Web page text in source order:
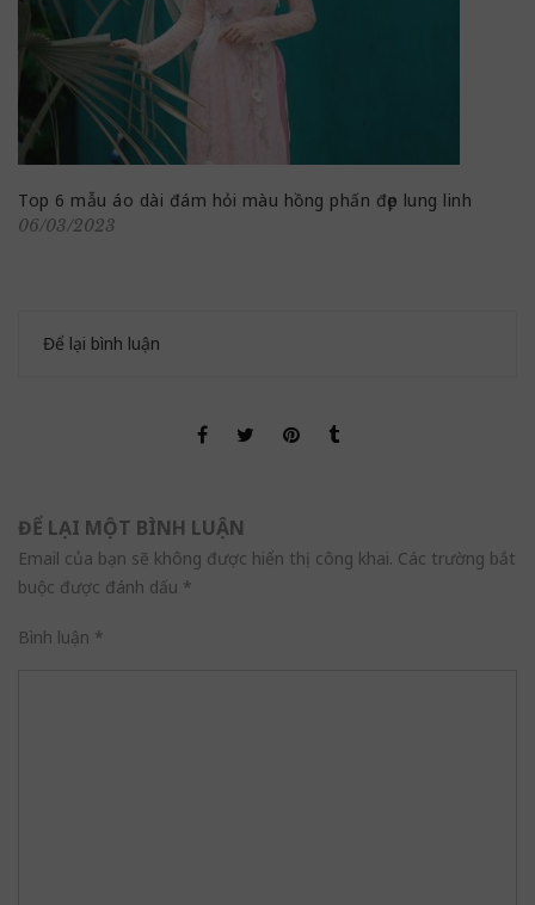
Top 6 mẫu áo dài đám hỏi màu hồng phấn đẹp lung linh
06/03/2023
Để lại bình luận
ĐỂ LẠI MỘT BÌNH LUẬN
Email của bạn sẽ không được hiển thị công khai. Các trường bắt
buộc được đánh dấu *
Bình luận *